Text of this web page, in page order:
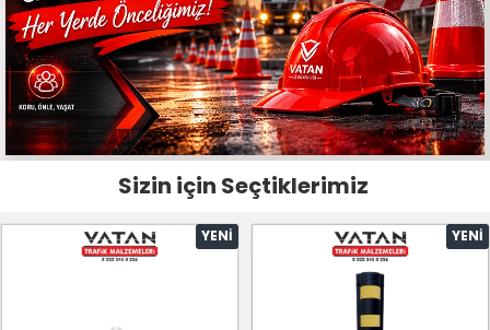
Sizin için Seçtiklerimiz
YENI YENI